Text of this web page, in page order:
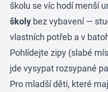
školu se víc hodí menší
školy bez vybavení —
vlastních potřeb a v
Pohlídejte zipy (slabé
jde vysypat rozsypané
Pro mladší děti, které